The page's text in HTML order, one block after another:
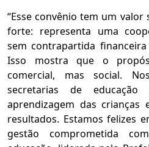
“Esse convênio tem um
forte: representa uma
sem contrapartida
Isso mostra que o
comercial, mas social.
secretarias de
aprendizagem das
resultados. Estamos felizes
gestão comprometida